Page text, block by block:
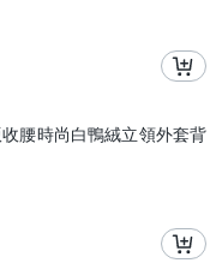
收腰時尚白鴨絨立領外套背